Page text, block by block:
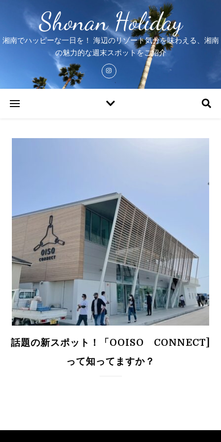
Shonan Holiday
湘南でハッピーな一日を！ 海辺のリゾート気分を味わえる、湘南
の魅力的な週末スポットをご紹介
話題の新スポット！「OOISO CONNECT]
って知ってますか？